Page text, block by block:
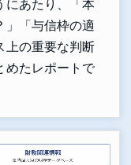
にあたり、「本
」「与信枠の適
上の重要な判断
めたレポートで